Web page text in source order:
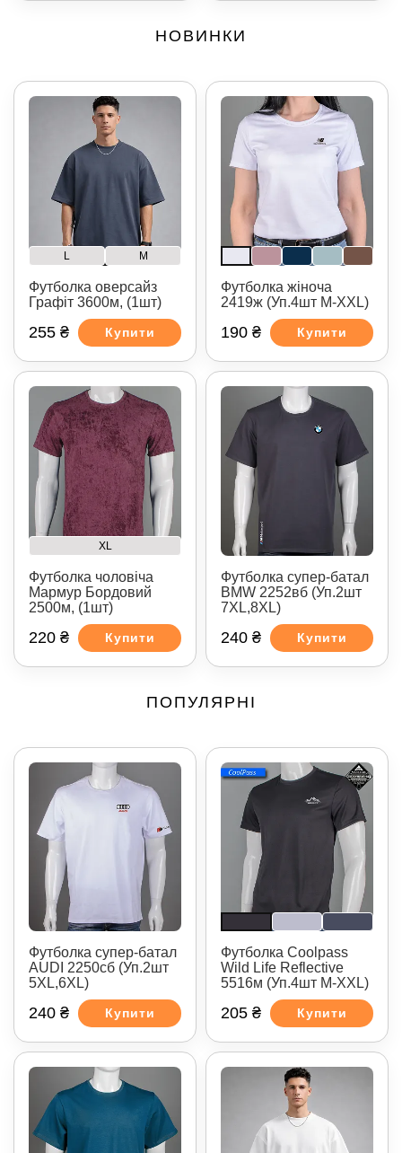
НОВИНКИ
L M
Футболка оверсайз
Графіт 3600м, (1шт)
255 ₴ Купити
Футболка жіноча
2419ж (Уп.4шт M-XXL)
190 ₴ Купити
XL
Футболка чоловіча
Мармур Бордовий
2500м, (1шт)
220 ₴ Купити
Футболка супер-батал
BMW 2252вб (Уп.2шт
7XL,8XL)
240 ₴ Купити
ПОПУЛЯРНІ
Футболка супер-батал
AUDI 2250сб (Уп.2шт
5XL,6XL)
240 ₴ Купити
Футболка Coolpass
Wild Life Reflective
5516м (Уп.4шт M-XXL)
205 ₴ Купити